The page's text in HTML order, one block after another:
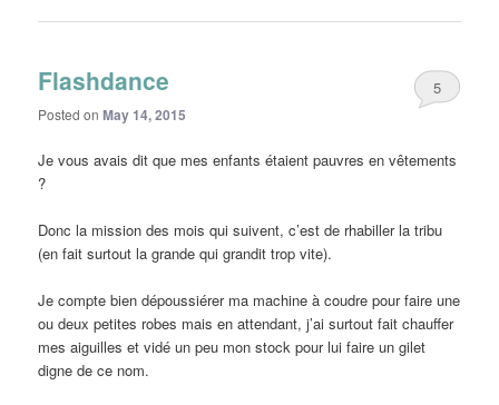
Flashdance
Posted onMay 14, 2015
5
Je vous avais dit que mes enfants étaient pauvres en vêtements
?
Donc la mission des mois qui suivent, c’est de rhabiller la tribu
(en fait surtout la grande qui grandit trop vite).
Je compte bien dépoussiérer ma machine à coudre pour faire une
ou deux petites robes mais en attendant, j’ai surtout fait chauffer
mes aiguilles et vidé un peu mon stock pour lui faire un gilet
digne de ce nom.